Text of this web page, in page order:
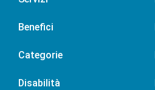
Benefici
Categorie
Disabilità